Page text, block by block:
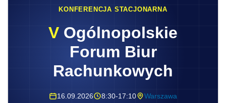
KONFERENCJA STACJONARNA
V Ogólnopolskie
Forum Biur
Rachunkowych
16.09.2026 8:30-17:10 Warszawa